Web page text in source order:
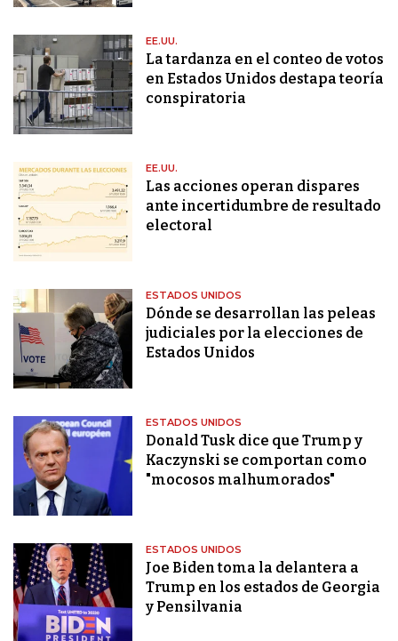
EE.UU.
La tardanza en el conteo de votos
en Estados Unidos destapa teoría
conspiratoria
EE.UU.
Las acciones operan dispares
ante incertidumbre de resultado
electoral
ESTADOS UNIDOS
Dónde se desarrollan las peleas
judiciales por la elecciones de
Estados Unidos
ESTADOS UNIDOS
Donald Tusk dice que Trump y
Kaczynski se comportan como
"mocosos malhumorados"
ESTADOS UNIDOS
Joe Biden toma la delantera a
Trump en los estados de Georgia
y Pensilvania